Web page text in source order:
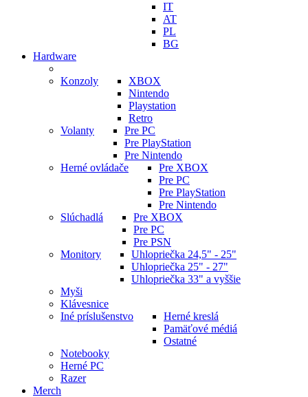
IT
AT
PL
BG
Hardware
Konzoly
XBOX
Nintendo
Playstation
Retro
Volanty
Pre PC
Pre PlayStation
Pre Nintendo
Herné ovládače
Pre XBOX
Pre PC
Pre PlayStation
Pre Nintendo
Slúchadlá
Pre XBOX
Pre PC
Pre PSN
Monitory
Uhlopriečka 24,5" - 25"
Uhlopriečka 25" - 27"
Uhlopriečka 33" a vyššie
Myši
Klávesnice
Iné príslušenstvo
Herné kreslá
Pamäťové médiá
Ostatné
Notebooky
Herné PC
Razer
Merch